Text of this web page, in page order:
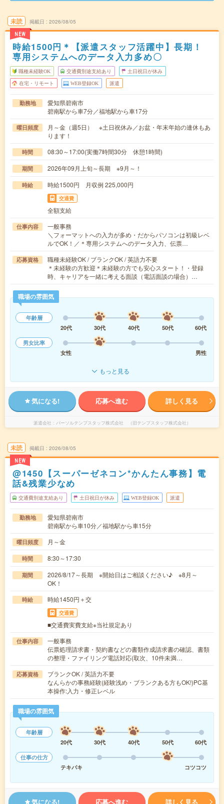
未読
NEW
掲載日 2026/08/05
時給1500円＊【派遣スタッフ活躍中】長期！
専用システムへのデータ入力多め〇
職種未経験OK 交通費別途支給あり 土日祝日が休み
在宅・リモート WEB登録OK 派遣
勤務地
愛知県碧南市
碧南駅から車7分／福地駅から車17分
曜日頻度
月～金（週5日） ※土日祝休み／お盆・年末年始の連休もあ
ります！
時間 08:30～17:00(実働7時間30分 休憩1時間)
期間 2026年09月上旬～長期 ※9月～！
時給 時給1500円 月収例 225,000円
交通費
全額支給
仕事内容
一般事務
＼フォーマットへの入力が多め・だからパソコンは初級レベ
ルでOK！／＊専用システムへのデータ入力、伝票…
応募資格
職種未経験OK / ブランクOK / 英語力不要
＊未経験の方歓迎＊未経験の方でも安心スタート！・登録
時、キャリアを一緒に考える面談（電話面談の場合）…
職場の雰囲気
年齢層
20代
30代 40代 50代
60代
男女比率
女性
男性
もっと見る
気になる! 応募へ進む 詳しく見る
派遣会社 パーソルテンプスタッフ株式会社 （旧テンプスタッフ株式会社）
未読
NEW
掲載日 2026/08/05
@1450【スーパーゼネコン*かんたん事務】電
話&残業少なめ
交通費別途支給あり 土日祝日が休み WEB登録OK 派遣
勤務地
愛知県碧南市
碧南駅から車10分／福地駅から車15分
曜日頻度 月～金
時間 8:30～17:30
期間
2026/8/17～長期 ※開始日はご相談ください♪ ※8月～
OK！
時給 時給1450円＋交
交通費
■交通費実費支給※当社規定あり
仕事内容
一般事務
伝票処理請求書・契約書などの書類作成請求書の確認、書類
の整理・ファイリング電話対応(取次、10件未満…
応募資格
ブランクOK / 英語力不要
なんらかの事務経験(経験浅め・ブランクある方もOK!)PC基
本操作:入力・修正レベル
職場の雰囲気
年齢層
20代
30代 40代 50代
60代
仕事の仕方
テキパキ
コツコツ
気になる! 応募へ進む 詳しく見る